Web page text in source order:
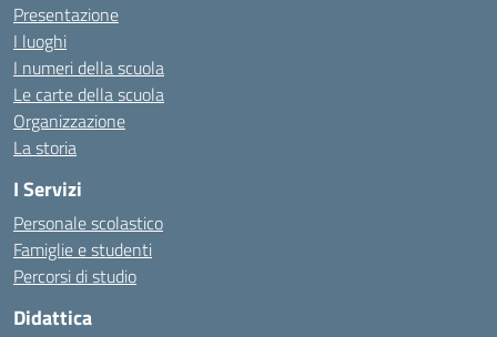
Presentazione
I luoghi
I numeri della scuola
Le carte della scuola
Organizzazione
La storia
I Servizi
Personale scolastico
Famiglie e studenti
Percorsi di studio
Didattica